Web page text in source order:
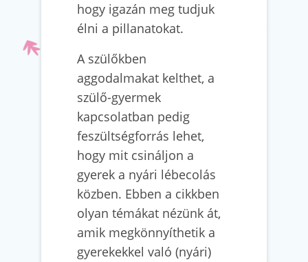
hogy igazán meg tudjuk
élni a pillanatokat.
A szülőkben
aggodalmakat kelthet, a
szülő-gyermek
kapcsolatban pedig
feszültségforrás lehet,
hogy mit csináljon a
gyerek a nyári lébecolás
közben. Ebben a cikkben
olyan témákat nézünk át,
amik megkönnyíthetik a
gyerekekkel való (nyári)